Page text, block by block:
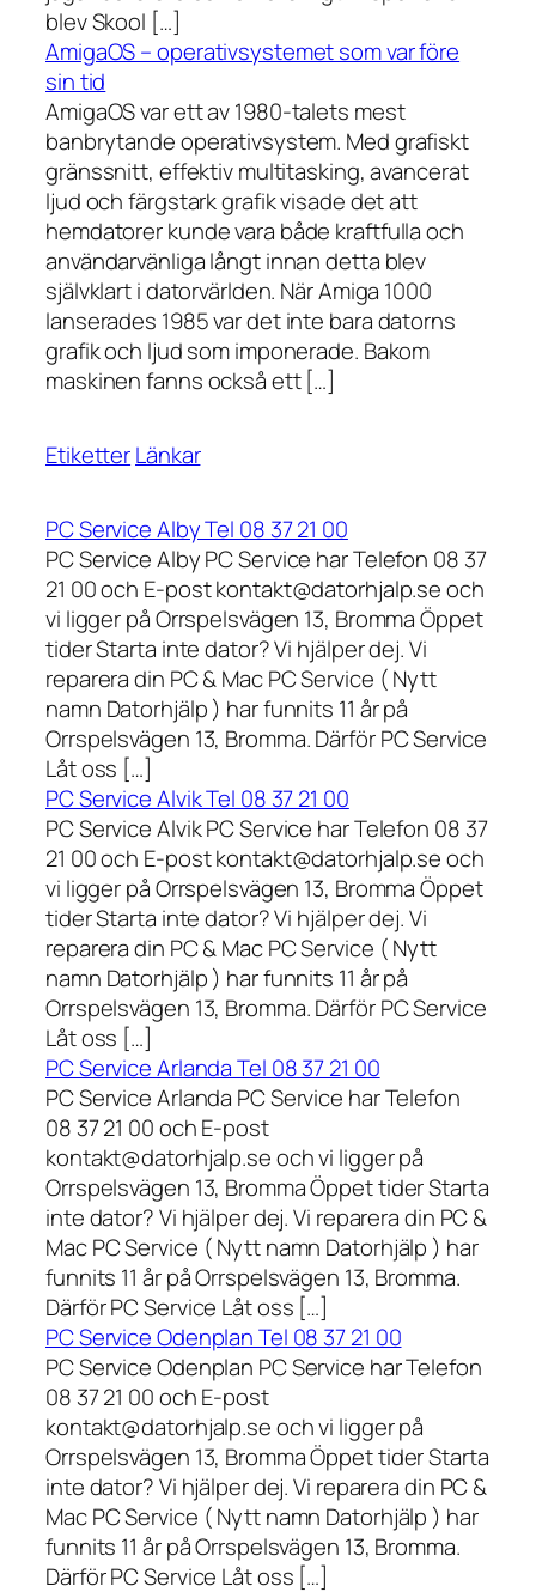
blev Skool […]
AmigaOS – operativsystemet som var före
sin tid
AmigaOS var ett av 1980-talets mest
banbrytande operativsystem. Med grafiskt
gränssnitt, effektiv multitasking, avancerat
ljud och färgstark grafik visade det att
hemdatorer kunde vara både kraftfulla och
användarvänliga långt innan detta blev
självklart i datorvärlden. När Amiga 1000
lanserades 1985 var det inte bara datorns
grafik och ljud som imponerade. Bakom
maskinen fanns också ett […]
EtiketterLänkar
PC Service Alby Tel 08 37 21 00
PC Service Alby PC Service har Telefon 08 37
21 00 och E-post kontakt@datorhjalp.se och
vi ligger på Orrspelsvägen 13, Bromma Öppet
tider Starta inte dator? Vi hjälper dej. Vi
reparera din PC & Mac PC Service ( Nytt
namn Datorhjälp ) har funnits 11 år på
Orrspelsvägen 13, Bromma. Därför PC Service
Låt oss […]
PC Service Alvik Tel 08 37 21 00
PC Service Alvik PC Service har Telefon 08 37
21 00 och E-post kontakt@datorhjalp.se och
vi ligger på Orrspelsvägen 13, Bromma Öppet
tider Starta inte dator? Vi hjälper dej. Vi
reparera din PC & Mac PC Service ( Nytt
namn Datorhjälp ) har funnits 11 år på
Orrspelsvägen 13, Bromma. Därför PC Service
Låt oss […]
PC Service Arlanda Tel 08 37 21 00
PC Service Arlanda PC Service har Telefon
08 37 21 00 och E-post
kontakt@datorhjalp.se och vi ligger på
Orrspelsvägen 13, Bromma Öppet tider Starta
inte dator? Vi hjälper dej. Vi reparera din PC &
Mac PC Service ( Nytt namn Datorhjälp ) har
funnits 11 år på Orrspelsvägen 13, Bromma.
Därför PC Service Låt oss […]
PC Service Odenplan Tel 08 37 21 00
PC Service Odenplan PC Service har Telefon
08 37 21 00 och E-post
kontakt@datorhjalp.se och vi ligger på
Orrspelsvägen 13, Bromma Öppet tider Starta
inte dator? Vi hjälper dej. Vi reparera din PC &
Mac PC Service ( Nytt namn Datorhjälp ) har
funnits 11 år på Orrspelsvägen 13, Bromma.
Därför PC Service Låt oss […]